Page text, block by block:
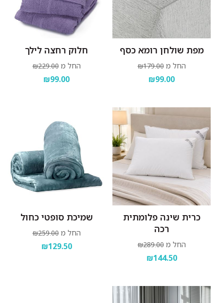
מפת שולחן רומא כסף
החל מ ₪179.00
₪99.00
חלוק רחצה לילך
החל מ ₪229.00
₪99.00
כרית שינה פלומתית
רכה
החל מ ₪289.00
₪144.50
שמיכת סופטי כחול
החל מ ₪259.00
₪129.50